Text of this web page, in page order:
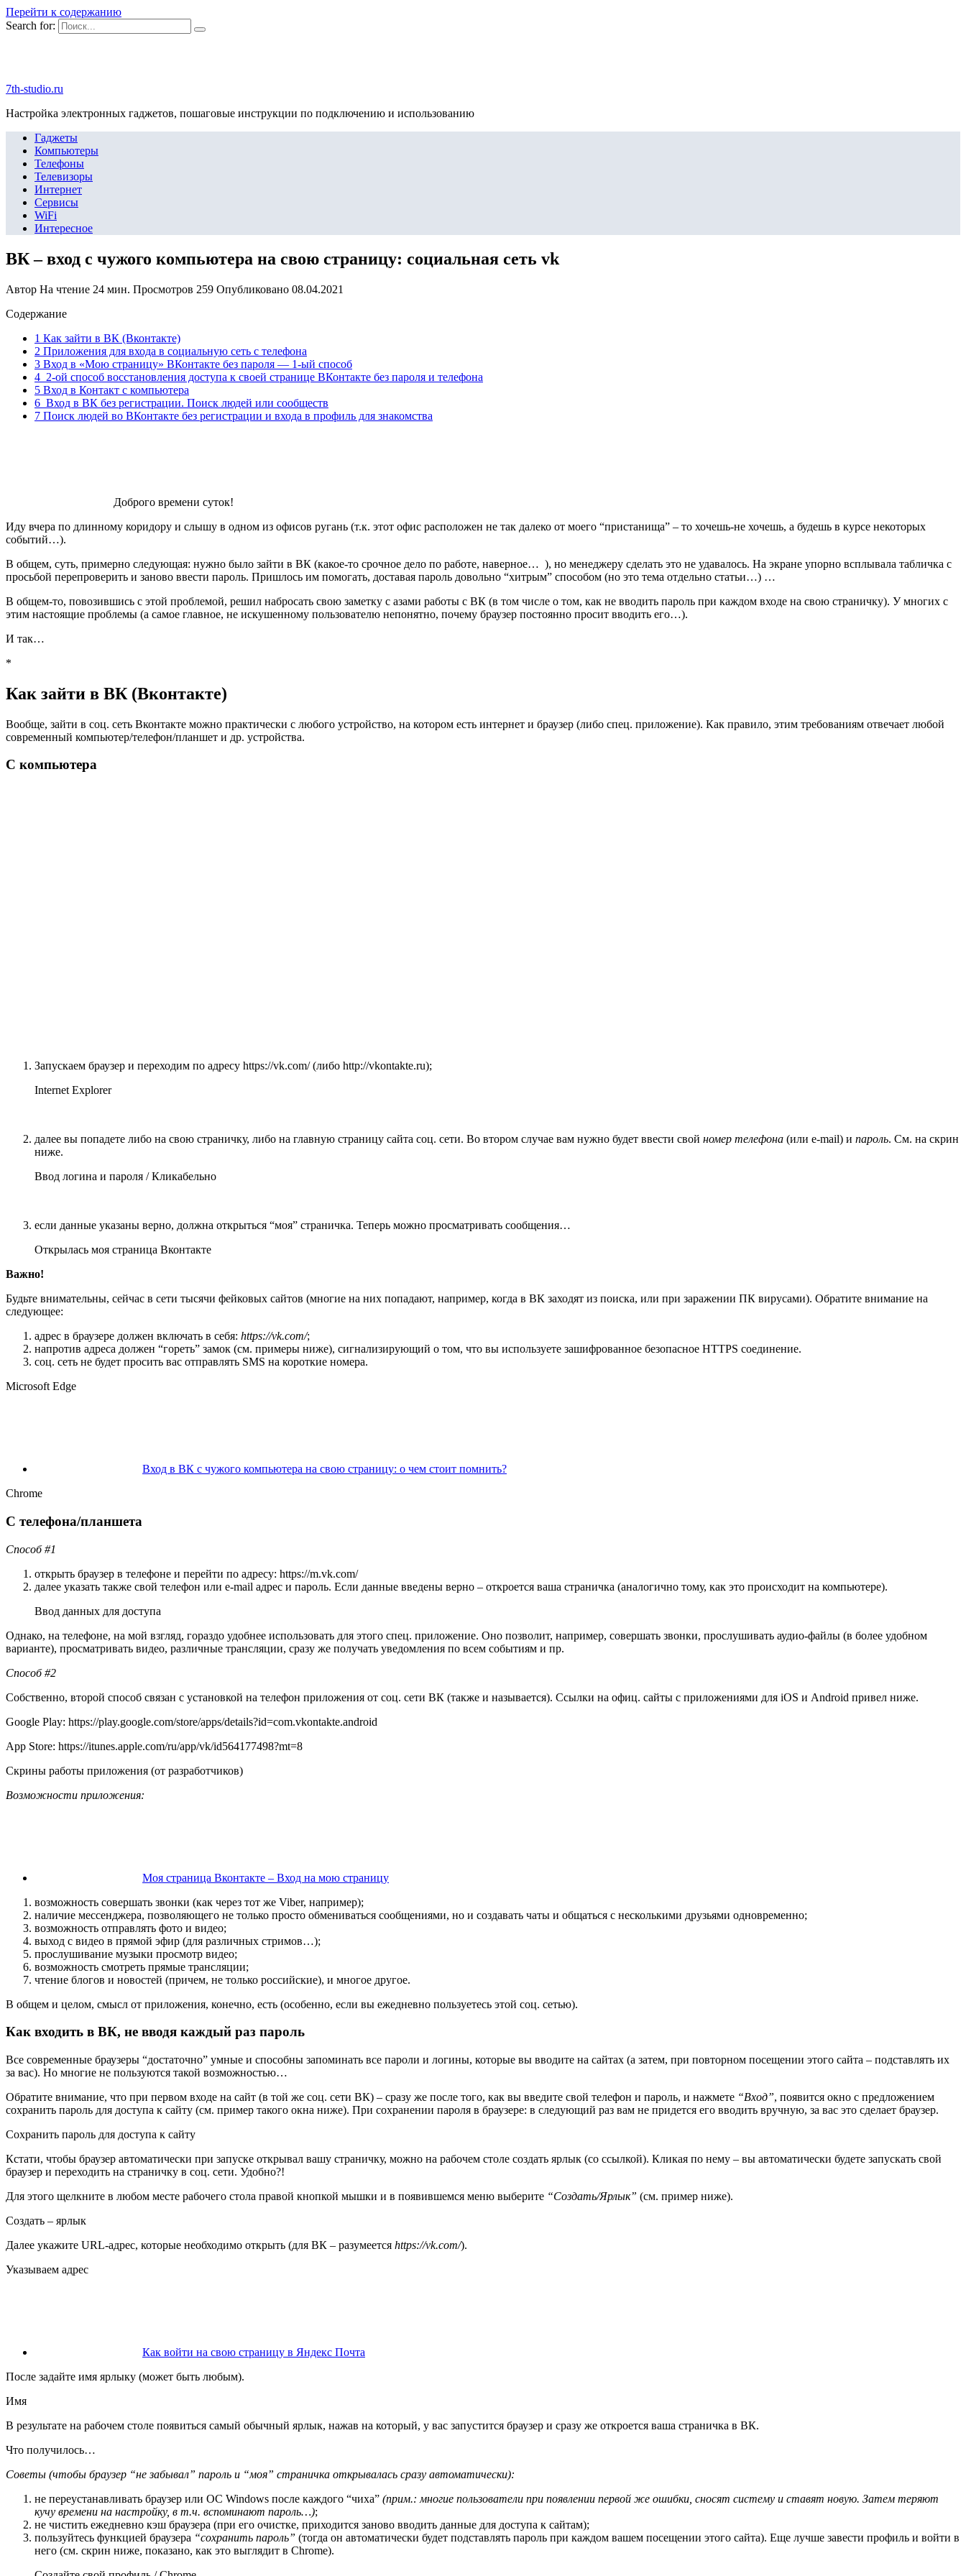
Перейти к содержанию
Search for:
7th-studio.ru
Настройка электронных гаджетов, пошаговые инструкции по подключению и использованию
Гаджеты
Компьютеры
Телефоны
Телевизоры
Интернет
Сервисы
WiFi
Интересное
ВК – вход с чужого компьютера на свою страницу: социальная сеть vk
Автор На чтение 24 мин. Просмотров 259 Опубликовано 08.04.2021
Содержание
1 Как зайти в ВК (Вконтакте)
2 Приложения для входа в социальную сеть с телефона
3 Вход в «Мою страницу» ВКонтакте без пароля — 1-ый способ
4 2-ой способ восстановления доступа к своей странице ВКонтакте без пароля и телефона
5 Вход в Контакт с компьютера
6 Вход в ВК без регистрации. Поиск людей или сообществ
7 Поиск людей во ВКонтакте без регистрации и входа в профиль для знакомства
Доброго времени суток!
Иду вчера по длинному коридору и слышу в одном из офисов ругань (т.к. этот офис расположен не так далеко от моего “пристанища” – то хочешь-не хочешь, а будешь в курсе некоторых
событий…).
В общем, суть, примерно следующая: нужно было зайти в ВК (какое-то срочное дело по работе, наверное… ), но менеджеру сделать это не удавалось. На экране упорно всплывала табличка с
просьбой перепроверить и заново ввести пароль. Пришлось им помогать, доставая пароль довольно “хитрым” способом (но это тема отдельно статьи…) …
В общем-то, повозившись с этой проблемой, решил набросать свою заметку с азами работы с ВК (в том числе о том, как не вводить пароль при каждом входе на свою страничку). У многих с
этим настоящие проблемы (а самое главное, не искушенному пользователю непонятно, почему браузер постоянно просит вводить его…).
И так…
*
Как зайти в ВК (Вконтакте)
Вообще, зайти в соц. сеть Вконтакте можно практически с любого устройство, на котором есть интернет и браузер (либо спец. приложение). Как правило, этим требованиям отвечает любой
современный компьютер/телефон/планшет и др. устройства.
С компьютера
Запускаем браузер и переходим по адресу https://vk.com/ (либо http://vkontakte.ru);
Internet Explorer
далее вы попадете либо на свою страничку, либо на главную страницу сайта соц. сети. Во втором случае вам нужно будет ввести свой номер телефона (или e-mail) и пароль. См. на скрин
ниже.
Ввод логина и пароля / Кликабельно
если данные указаны верно, должна открыться “моя” страничка. Теперь можно просматривать сообщения…
Открылась моя страница Вконтакте
Важно!
Будьте внимательны, сейчас в сети тысячи фейковых сайтов (многие на них попадают, например, когда в ВК заходят из поиска, или при заражении ПК вирусами). Обратите внимание на
следующее:
адрес в браузере должен включать в себя: https://vk.com/;
напротив адреса должен “гореть” замок (см. примеры ниже), сигнализирующий о том, что вы используете зашифрованное безопасное HTTPS соединение.
соц. сеть не будет просить вас отправлять SMS на короткие номера.
Microsoft Edge
Вход в ВК с чужого компьютера на свою страницу: о чем стоит помнить?
Chrome
С телефона/планшета
Способ #1
открыть браузер в телефоне и перейти по адресу: https://m.vk.com/
далее указать также свой телефон или e-mail адрес и пароль. Если данные введены верно – откроется ваша страничка (аналогично тому, как это происходит на компьютере).
Ввод данных для доступа
Однако, на телефоне, на мой взгляд, гораздо удобнее использовать для этого спец. приложение. Оно позволит, например, совершать звонки, прослушивать аудио-файлы (в более удобном
варианте), просматривать видео, различные трансляции, сразу же получать уведомления по всем событиям и пр.
Способ #2
Собственно, второй способ связан с установкой на телефон приложения от соц. сети ВК (также и называется). Ссылки на офиц. сайты с приложениями для iOS и Android привел ниже.
Google Play: https://play.google.com/store/apps/details?id=com.vkontakte.android
App Store: https://itunes.apple.com/ru/app/vk/id564177498?mt=8
Скрины работы приложения (от разработчиков)
Возможности приложения:
Моя страница Вконтакте – Вход на мою страницу
возможность совершать звонки (как через тот же Viber, например);
наличие мессенджера, позволяющего не только просто обмениваться сообщениями, но и создавать чаты и общаться с несколькими друзьями одновременно;
возможность отправлять фото и видео;
выход с видео в прямой эфир (для различных стримов…);
прослушивание музыки просмотр видео;
возможность смотреть прямые трансляции;
чтение блогов и новостей (причем, не только российские), и многое другое.
В общем и целом, смысл от приложения, конечно, есть (особенно, если вы ежедневно пользуетесь этой соц. сетью).
Как входить в ВК, не вводя каждый раз пароль
Все современные браузеры “достаточно” умные и способны запоминать все пароли и логины, которые вы вводите на сайтах (а затем, при повторном посещении этого сайта – подставлять их
за вас). Но многие не пользуются такой возможностью…
Обратите внимание, что при первом входе на сайт (в той же соц. сети ВК) – сразу же после того, как вы введите свой телефон и пароль, и нажмете “Вход”, появится окно с предложением
сохранить пароль для доступа к сайту (см. пример такого окна ниже). При сохранении пароля в браузере: в следующий раз вам не придется его вводить вручную, за вас это сделает браузер.
Сохранить пароль для доступа к сайту
Кстати, чтобы браузер автоматически при запуске открывал вашу страничку, можно на рабочем столе создать ярлык (со ссылкой). Кликая по нему – вы автоматически будете запускать свой
браузер и переходить на страничку в соц. сети. Удобно?!
Для этого щелкните в любом месте рабочего стола правой кнопкой мышки и в появившемся меню выберите “Создать/Ярлык” (см. пример ниже).
Создать – ярлык
Далее укажите URL-адрес, которые необходимо открыть (для ВК – разумеется https://vk.com/).
Указываем адрес
Как войти на свою страницу в Яндекс Почта
После задайте имя ярлыку (может быть любым).
Имя
В результате на рабочем столе появиться самый обычный ярлык, нажав на который, у вас запустится браузер и сразу же откроется ваша страничка в ВК.
Что получилось…
Советы (чтобы браузер “не забывал” пароль и “моя” страничка открывалась сразу автоматически):
не переустанавливать браузер или ОС Windows после каждого “чиха” (прим.: многие пользователи при появлении первой же ошибки, сносят систему и ставят новую. Затем теряют
кучу времени на настройку, в т.ч. вспоминают пароль…);
не чистить ежедневно кэш браузера (при его очистке, приходится заново вводить данные для доступа к сайтам);
пользуйтесь функцией браузера “сохранить пароль” (тогда он автоматически будет подставлять пароль при каждом вашем посещении этого сайта). Еще лучше завести профиль и войти в
него (см. скрин ниже, показано, как это выглядит в Chrome).